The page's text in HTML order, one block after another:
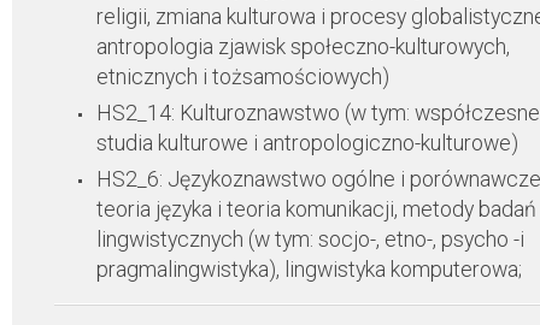
religii, zmiana kulturowa i procesy
antropologia zjawisk społeczno-kulturowych,
etnicznych i tożsamościowych)
HS2_14: Kulturoznawstwo (w tym: współczesne
studia kulturowe i antropologiczno-kulturowe)
HS2_6: Językoznawstwo ogólne i
teoria języka i teoria komunikacji, metody badań
lingwistycznych (w tym: socjo-, etno-, psycho -i
pragmalingwistyka), lingwistyka komputerowa;